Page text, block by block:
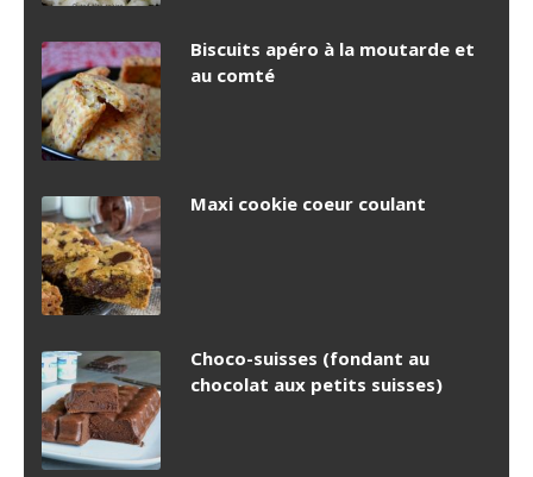
Biscuits apéro à la moutarde et
au comté
Maxi cookie coeur coulant
Choco-suisses (fondant au
chocolat aux petits suisses)